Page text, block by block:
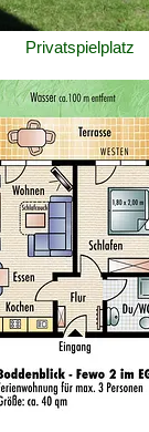
Privatspielplatz